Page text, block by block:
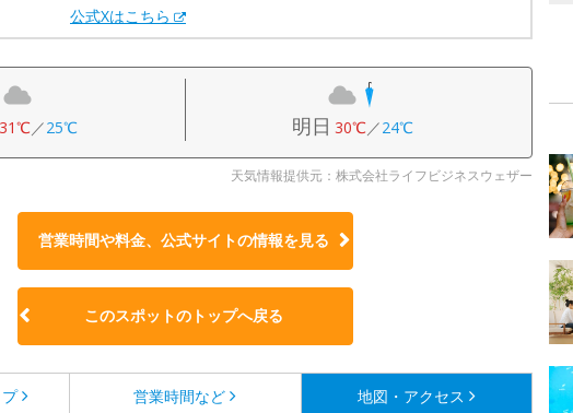
公式Xはこちら
31℃／25℃ 明日 30℃／24℃
天気情報提供元：株式会社ライフビジネスウェザー
営業時間や料金、公式サイトの情報を見る
このスポットのトップへ戻る
プ 営業時間など 地図・アクセス